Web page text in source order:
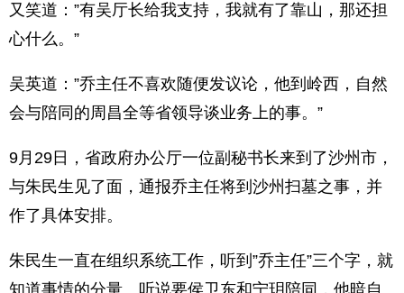
又笑道：”有吴厅长给我支持，我就有了靠山，那还担
心什么。”
吴英道：”乔主任不喜欢随便发议论，他到岭西，自然
会与陪同的周昌全等省领导谈业务上的事。”
9月29日，省政府办公厅一位副秘书长来到了沙州市，
与朱民生见了面，通报乔主任将到沙州扫墓之事，并
作了具体安排。
朱民生一直在组织系统工作，听到”乔主任”三个字，就
知道事情的分量。听说要侯卫东和宁玥陪同，他暗自